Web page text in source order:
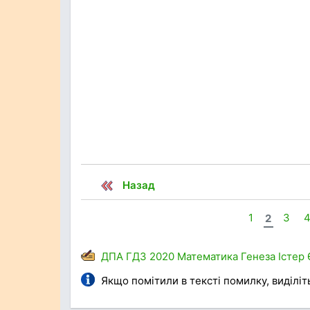
Назад
1 2 3
ДПА ГДЗ 2020 Математика Генеза Істер
Якщо помітили в тексті помилку,